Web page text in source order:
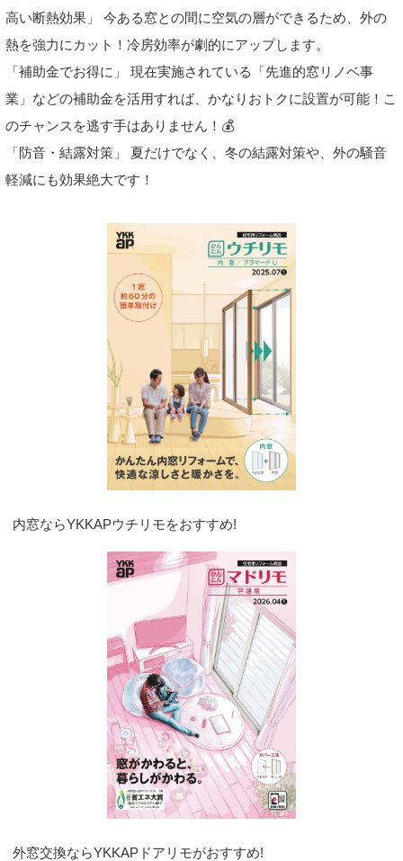
高い断熱効果」 今ある窓との間に空気の層ができるため、外の
熱を強力にカット！冷房効率が劇的にアップします。
「補助金でお得に」 現在実施されている「先進的窓リノベ事
業」などの補助金を活用すれば、かなりおトクに設置が可能！こ
のチャンスを逃す手はありません！💰
「防音・結露対策」 夏だけでなく、冬の結露対策や、外の騒音
軽減にも効果絶大です！
内窓ならYKKAPウチリモをおすすめ!
外窓交換ならYKKAPドアリモがおすすめ!